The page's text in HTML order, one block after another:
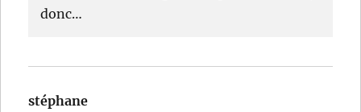
donc…
stéphane